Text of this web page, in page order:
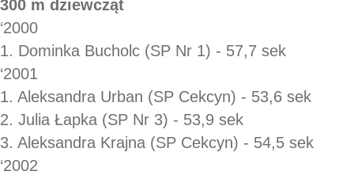
300 m dziewcząt
‘2000
1. Dominka Bucholc (SP Nr 1) - 57,7 sek
‘2001
1. Aleksandra Urban (SP Cekcyn) - 53,6 sek
2. Julia Łapka (SP Nr 3) - 53,9 sek
3. Aleksandra Krajna (SP Cekcyn) - 54,5 sek
‘2002